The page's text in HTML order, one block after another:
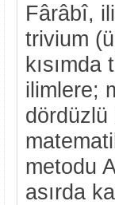
Fârâbî,
trivium
ilimlere;
dördüzlü
metodu
asırda